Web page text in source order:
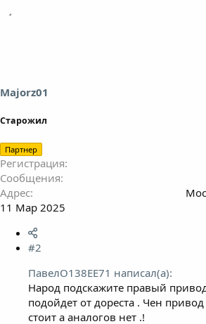
Majorz01
Старожил
Партнер
Регистрация
Сообщения
Адрес
11 Мар 2025
#2
ПавелО138ЕЕ71 написал(а):
Народ подскажите правый
подойдет от дореста . Чен
стоит а аналогов нет .!